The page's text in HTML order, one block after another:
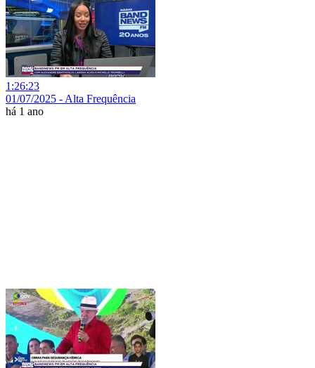
1:26:23
01/07/2025 - Alta Frequência
há 1 ano